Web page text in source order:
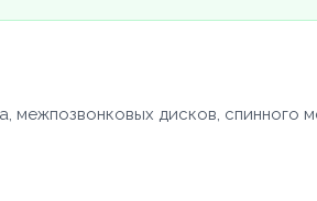
межпозвонковых дисков, спинного